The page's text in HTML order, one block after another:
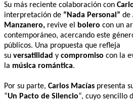
Su más reciente colaboración con
interpretación de “Nada Personal” de
Manzanero, revive el bolero con un
contemporáneo, acercando este
públicos. Una propuesta que refleja
su versatilidad y compromiso con la
la música romántica.
Por su parte, Carlos Macías presenta
“Un Pacto de Silencio“, cuyo sencillo